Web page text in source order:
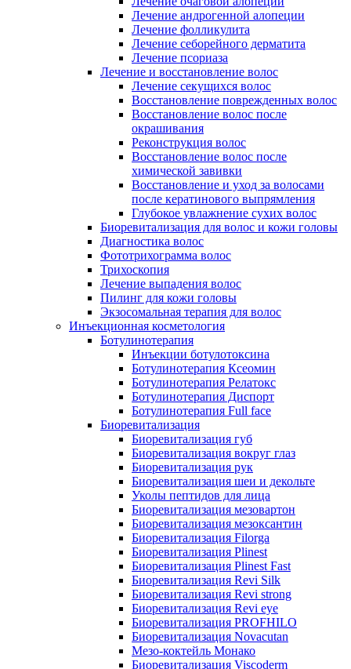
Лечение андрогенной алопеции
Лечение фолликулита
Лечение себорейного дерматита
Лечение псориаза
Лечение и восстановление волос
Лечение секущихся волос
Восстановление поврежденных волос
Восстановление волос после
окрашивания
Реконструкция волос
Восстановление волос после
химической завивки
Восстановление и уход за волосами
после кератинового выпрямления
Глубокое увлажнение сухих волос
Биоревитализация для волос и кожи головы
Диагностика волос
Фототрихограмма волос
Трихоскопия
Лечение выпадения волос
Пилинг для кожи головы
Экзосомальная терапия для волос
Инъекционная косметология
Ботулинотерапия
Инъекции ботулотоксина
Ботулинотерапия Ксеомин
Ботулинотерапия Релатокс
Ботулинотерапия Диспорт
Ботулинотерапия Full face
Биоревитализация
Биоревитализация губ
Биоревитализация вокруг глаз
Биоревитализация рук
Биоревитализация шеи и декольте
Уколы пептидов для лица
Биоревитализация мезовартон
Биоревитализация мезоксантин
Биоревитализация Filorga
Биоревитализация Plinest
Биоревитализация Plinest Fast
Биоревитализация Revi Silk
Биоревитализация Revi strong
Биоревитализация Revi eye
Биоревитализация PROFHILO
Биоревитализация Novacutan
Мезо-коктейль Монако
Биоревитализация Viscoderm